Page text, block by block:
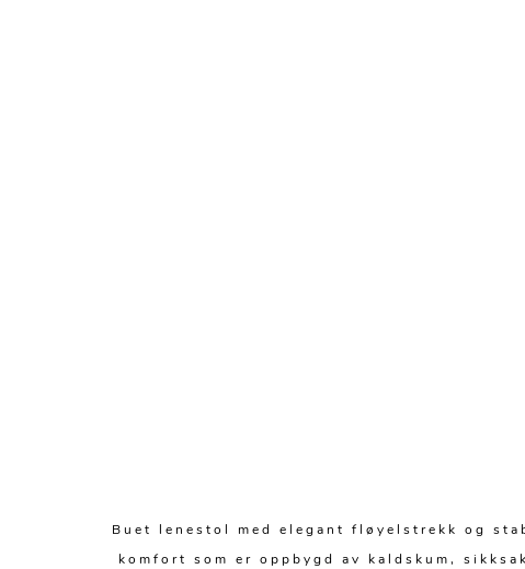
Buet lenestol med elegant fløyelstrekk og
komfort som er oppbygd av kaldskum,